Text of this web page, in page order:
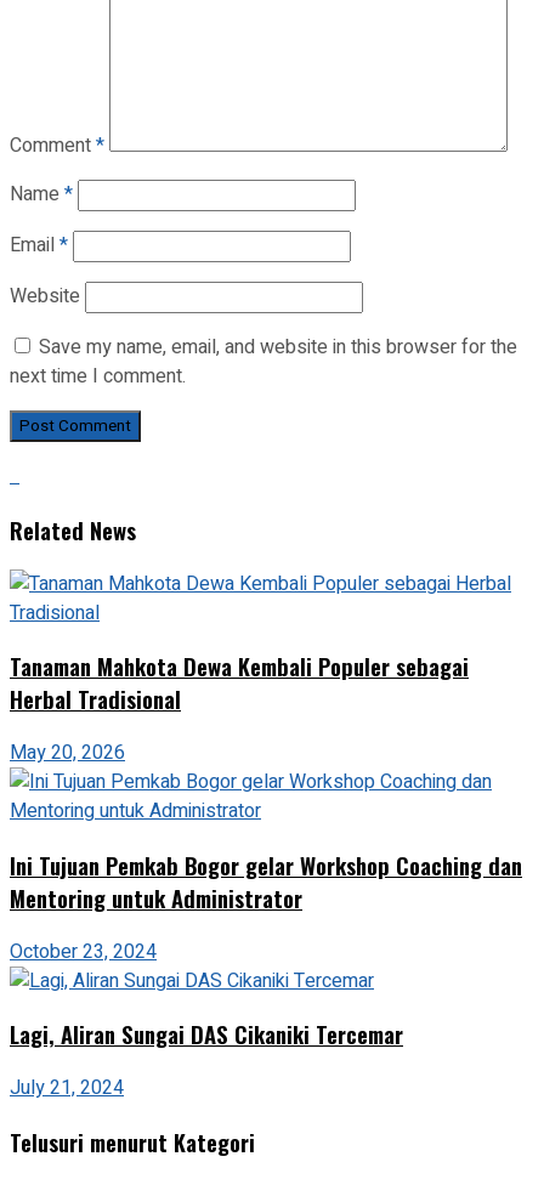
Comment*
Name *
Email*
Website
Save my name, email, and website in this browser for the
next time I comment.
Related News
‎Tanaman Mahkota Dewa Kembali Populer sebagai
Herbal Tradisional‎
May 20, 2026
Ini Tujuan Pemkab Bogor gelar Workshop Coaching dan
Mentoring untuk Administrator
October 23, 2024
Lagi, Aliran Sungai DAS Cikaniki Tercemar
July 21, 2024
Telusuri menurut Kategori